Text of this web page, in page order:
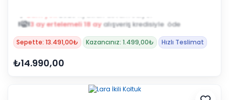
3 ay ertelemeli 18 ay alışveriş kredisiyle öde
Sepette: 13.491,00₺ Kazancınız: 1.499,00₺ Hızlı Teslimat
₺14.990,00